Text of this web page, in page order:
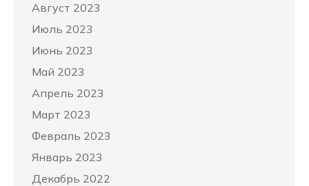
Август 2023
Июль 2023
Июнь 2023
Май 2023
Апрель 2023
Март 2023
Февраль 2023
Январь 2023
Декабрь 2022